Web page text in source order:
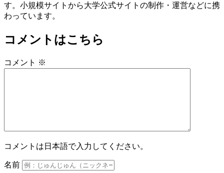
す。小規模サイトから大学公式サイトの制作・運営などに携
わっています。
コメントはこちら
コメント ※
コメントは日本語で入力してください。
名前